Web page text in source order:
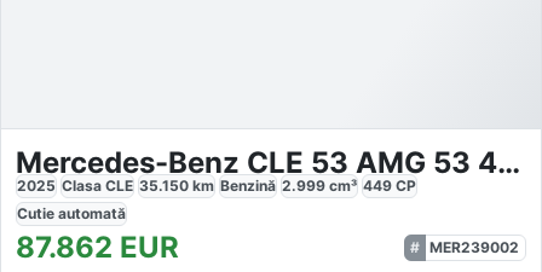
Mercedes-Benz CLE 53 AMG 53 4MATIC Cabriolet
2025 Clasa CLE 35.150 km Benzină 2.999 cm³ 449 CP
Cutie automată
87.862 EUR
MER239002